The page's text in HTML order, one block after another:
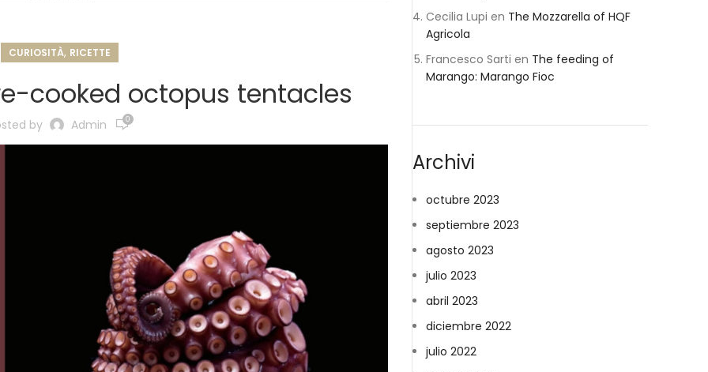
CURIOSITÀ, RICETTE
cooked octopus tentacles
by Admin 0
Cecilia Lupi en The Mozzarella of HQF
Agricola
Francesco Sarti en The feeding of
Marango: Marango Fioc
Archivi
octubre 2023
septiembre 2023
agosto 2023
julio 2023
abril 2023
diciembre 2022
julio 2022